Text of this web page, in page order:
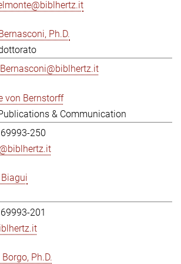
Ph.D.
von Bernstorff
& Communication
250
201
Ph.D.